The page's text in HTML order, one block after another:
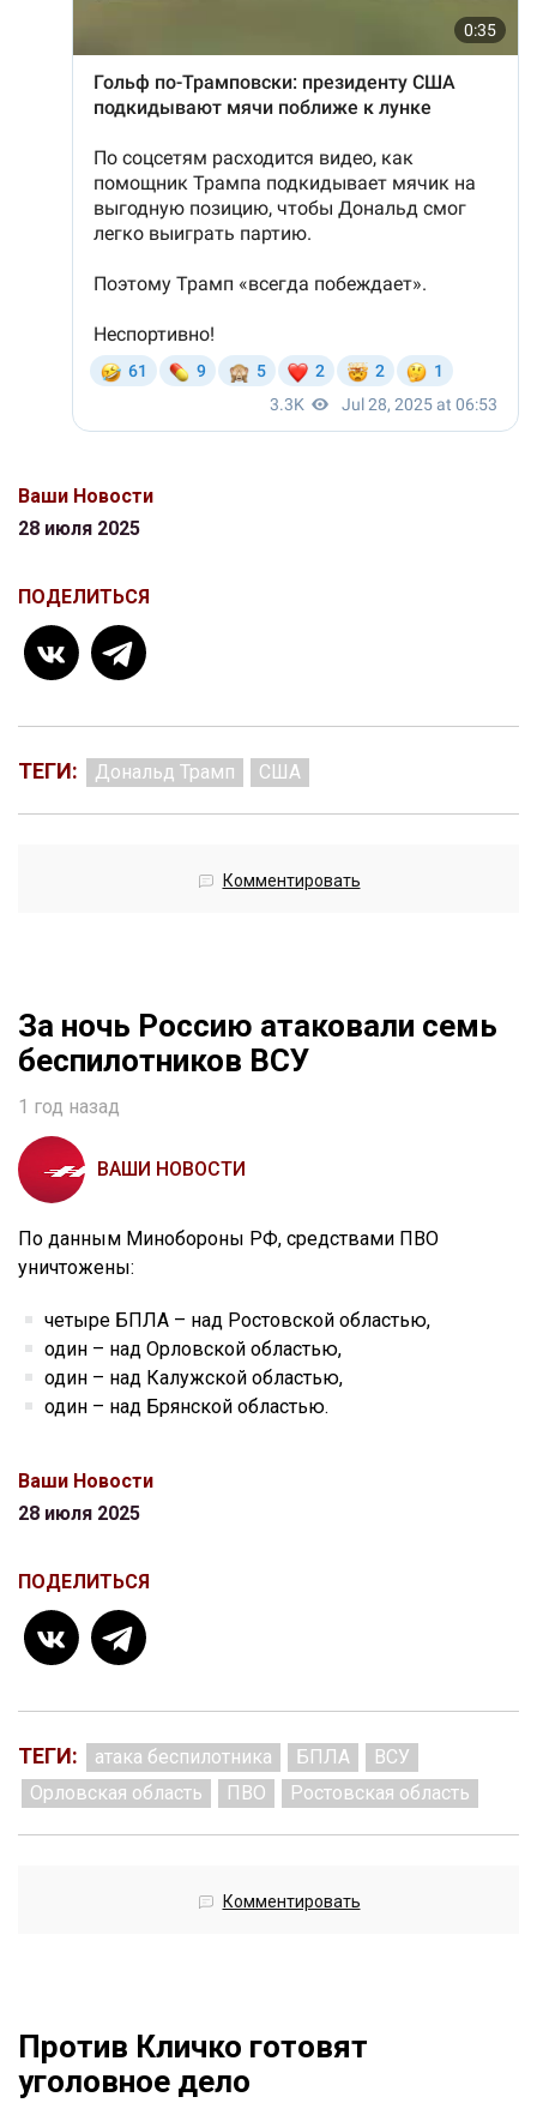
Ваши Новости
28 июля 2025
ПОДЕЛИТЬСЯ
ТЕГИ: Дональд Трамп США
Комментировать
За ночь Россию атаковали семь
беспилотников ВСУ
1 год назад
ВАШИ НОВОСТИ
По данным Минобороны РФ, средствами ПВО
уничтожены:
четыре БПЛА – над Ростовской областью,
один – над Орловской областью,
один – над Калужской областью,
один – над Брянской областью.
Ваши Новости
28 июля 2025
ПОДЕЛИТЬСЯ
ТЕГИ: атака беспилотника БПЛА
ВСУ
Орловская область
ПВО Ростовская область
Комментировать
Против Кличко готовят
уголовное дело